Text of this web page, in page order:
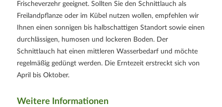
Frischeverzehr geeignet. Sollten Sie den Schnittlauch als
Freilandpflanze oder im Kübel nutzen wollen, empfehlen wir
Ihnen einen sonnigen bis halbschattigen Standort sowie einen
durchlässigen, humosen und lockeren Boden. Der
Schnittlauch hat einen mittleren Wasserbedarf und möchte
regelmäßig gedüngt werden. Die Erntezeit erstreckt sich von
April bis Oktober.
Weitere Informationen